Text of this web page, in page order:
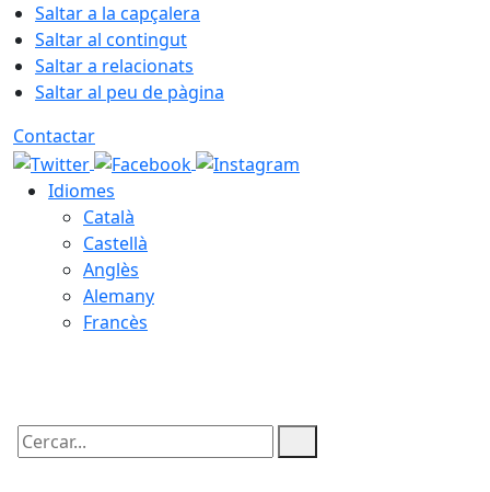
Saltar a la capçalera
Saltar al contingut
Saltar a relacionats
Saltar al peu de pàgina
Contactar
Idiomes
Català
Castellà
Anglès
Alemany
Francès
Cercar: